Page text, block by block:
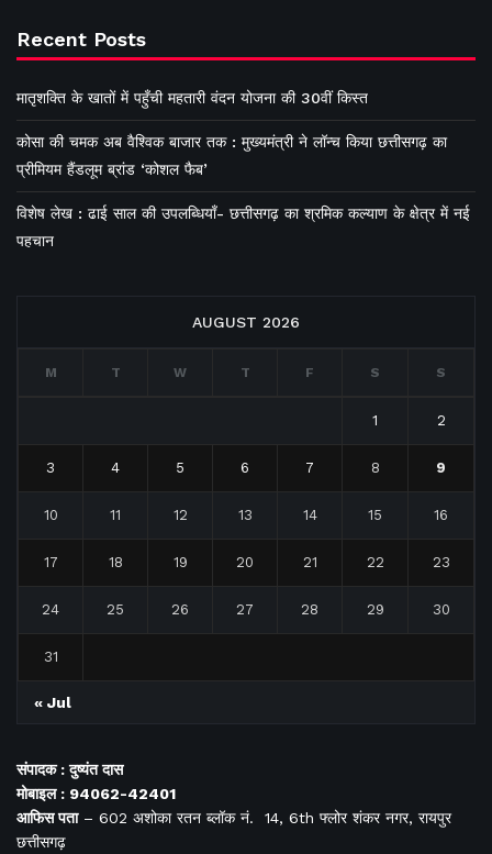
Recent Posts
मातृशक्ति के खातों में पहुँची महतारी वंदन योजना की 30वीं किस्त
कोसा की चमक अब वैश्विक बाजार तक : मुख्यमंत्री ने लॉन्च किया छत्तीसगढ़ का
प्रीमियम हैंडलूम ब्रांड ‘कोशल फैब’
विशेष लेख : ढाई साल की उपलब्धियाँ- छत्तीसगढ़ का श्रमिक कल्याण के क्षेत्र में नई
पहचान
AUGUST 2026
M T W T F S S
1 2
3 4 5 6 7 8 9
10 11 12 13 14 15 16
17 18 19 20 21 22 23
24 25 26 27 28 29 30
31
« Jul
संपादक : दुष्यंत दास
मोबाइल : 94062-42401
आफिसपता– 602 अशोका रतन ब्लॉक नं. 14, 6th फ्लोर शंकर नगर, रायपुर
छत्तीसगढ़